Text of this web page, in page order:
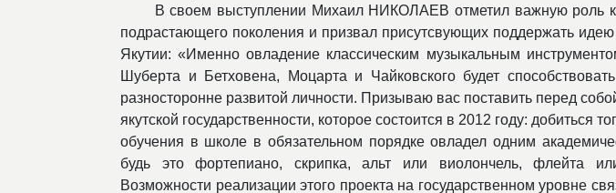
В своем выступлении Михаил НИКОЛАЕВ отметил важную роль
подрастающего поколения и призвал присутсвующих поддержать
Якутии: «Именно овладение классическим музыкальным
Шуберта и Бетховена, Моцарта и Чайковского будет
разносторонне развитой личности. Призываю вас поставить перед
якутской государственности, которое состоится в 2012 году: добиться
обучения в школе в обязательном порядке овладел одним
будь это фортепиано, скрипка, альт или виолончель, флейта
Возможности реализации этого проекта на государственном уровне